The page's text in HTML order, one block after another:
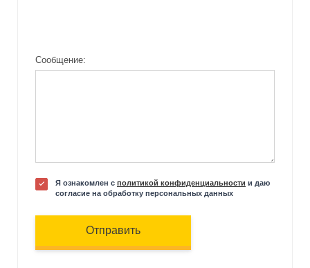
Сообщение:
Я ознакомлен с политикой конфиденциальности и даю
согласие на обработку персональных данных
Отправить